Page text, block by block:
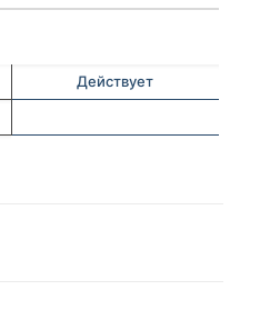
Действует